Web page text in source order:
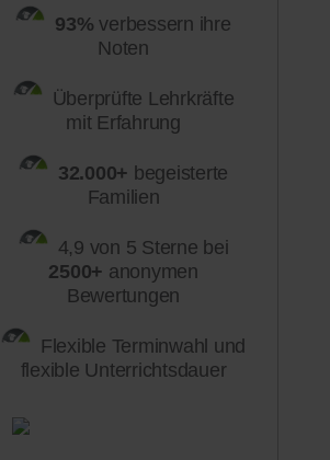
93% verbessern ihre
Noten
Überprüfte Lehrkräfte
mit Erfahrung
32.000+ begeisterte
Familien
4,9 von 5 Sterne bei
2500+ anonymen
Bewertungen
Flexible Terminwahl und
flexible Unterrichtsdauer